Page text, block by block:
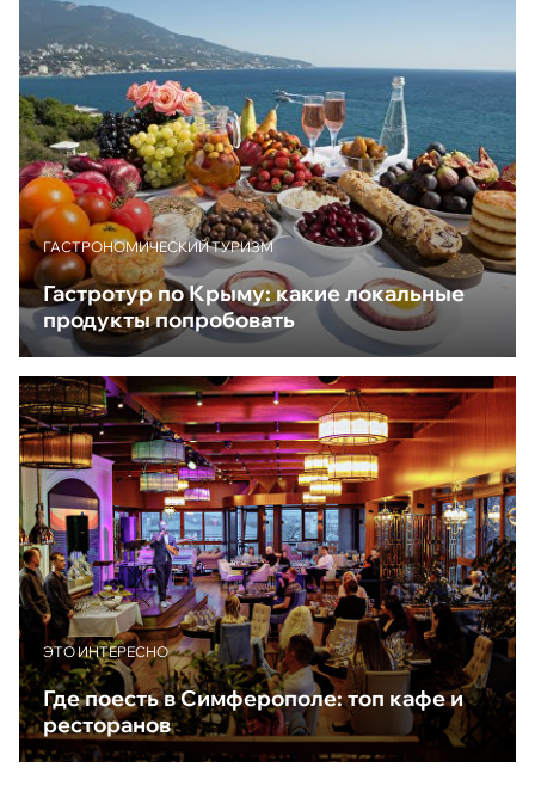
ГАСТРОНОМИЧЕСКИЙ ТУРИЗМ
Гастротур по Крыму: какие локальные
продукты попробовать
ЭТО ИНТЕРЕСНО
Где поесть в Симферополе: топ кафе и
ресторанов